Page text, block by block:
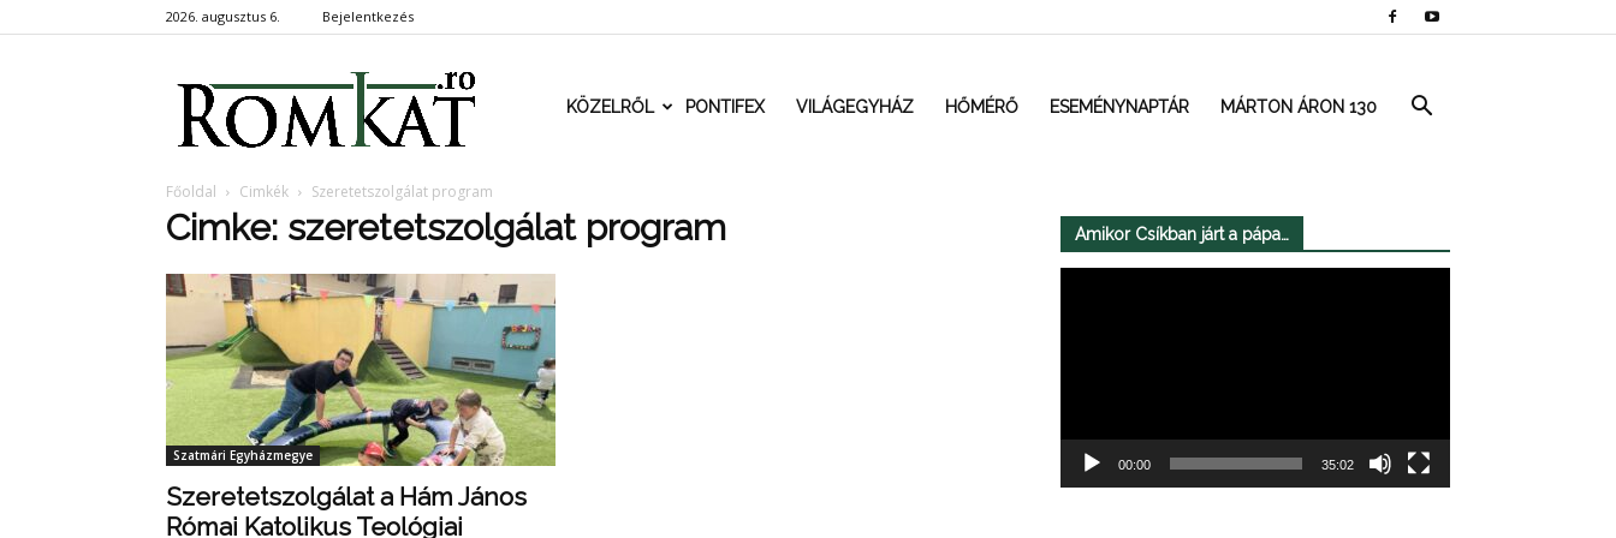
2026. augusztus 6. Bejelentkezés
RomKat.roKÖZELRŐL PONTIFEX VILÁGEGYHÁZ HŐMÉRŐ ESEMÉNYNAPTÁR MÁRTON ÁRON 130
Főoldal Cimkék Szeretetszolgálat program
Cimke: szeretetszolgálat program
Szatmári Egyházmegye
Szeretetszolgálat a Hám János
Római Katolikus Teológiai
Amikor Csíkban járt a pápa…
00:00 35:02